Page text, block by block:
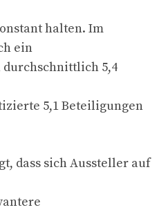
halten. Im
ein
durchschnittlich 5,4
5,1 Beteiligungen
dass sich Aussteller auf